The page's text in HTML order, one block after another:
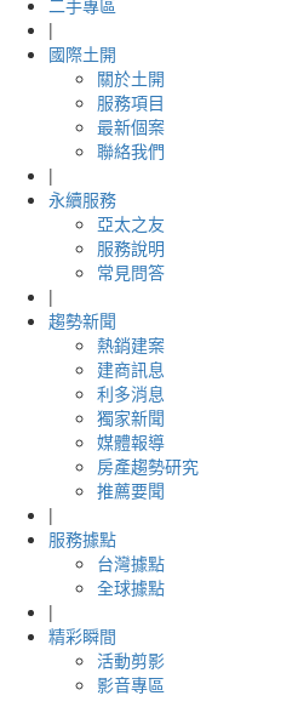
二手專區
|
國際土開
關於土開
服務項目
最新個案
聯絡我們
|
永續服務
亞太之友
服務說明
常見問答
|
趨勢新聞
熱銷建案
建商訊息
利多消息
獨家新聞
媒體報導
房產趨勢研究
推薦要聞
|
服務據點
台灣據點
全球據點
|
精彩瞬間
活動剪影
影音專區